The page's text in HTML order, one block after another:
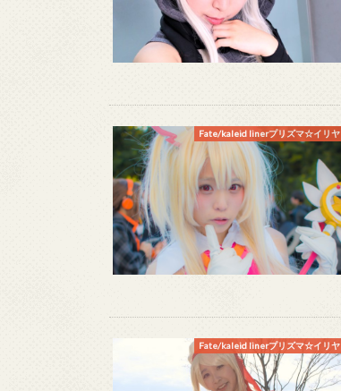
Fate/kaleid linerプリズマ☆イリヤ
Fate/kaleid linerプリズマ☆イリヤ